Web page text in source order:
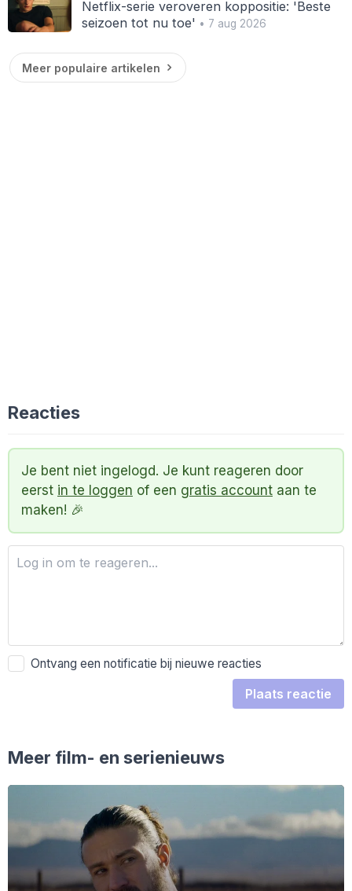
Netflix-serie veroveren koppositie: 'Beste
seizoen tot nu toe' • 7 aug 2026
Meer populaire artikelen
Reacties
Je bent niet ingelogd. Je kunt reageren door
eerst in te loggen of een gratis account aan te
maken! 🎉
Ontvang een notificatie bij nieuwe reacties
Plaats reactie
Meer film- en serienieuws